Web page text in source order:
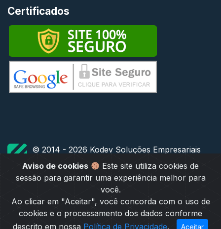
Aviso de cookies
Este site utiliza cookies de
sessão para garantir uma experiência melhor para
você.
Ao clicar em "Aceitar", você concorda com o uso de
cookies e o processamento dos dados conforme
descrito em nossa Política de Privacidade. Aceitar
Certificados
© 2014 - 2026 Kodev Soluções Empresariais